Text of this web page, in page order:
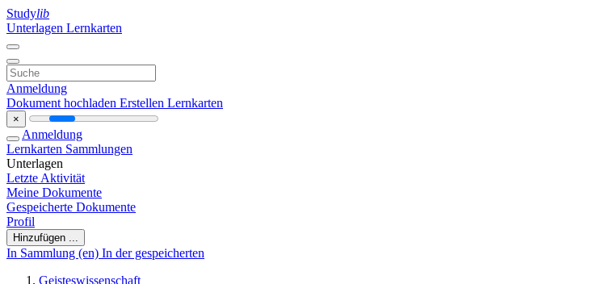
Studylib
Unterlagen Lernkarten
Anmeldung
Dokument hochladen Erstellen Lernkarten
×
Anmeldung
Lernkarten Sammlungen
Unterlagen
Letzte Aktivität
Meine Dokumente
Gespeicherte Dokumente
Profil
Hinzufügen ...
In Sammlung (en) In der gespeicherten
Geisteswissenschaft